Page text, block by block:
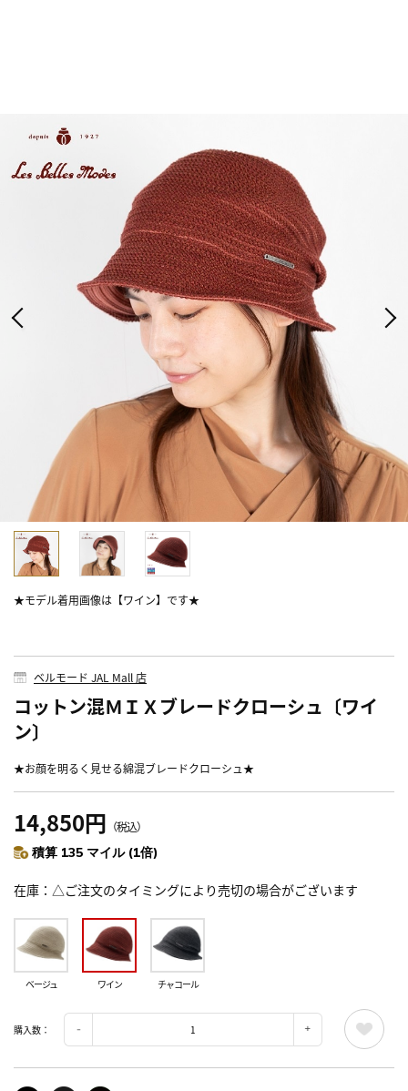
★モデル着用画像は【ワイン】です★
ベルモード JAL Mall 店
コットン混ＭＩＸブレードクローシュ〔ワイ
ン〕
★お顔を明るく見せる綿混ブレードクローシュ★
14,850円 （税込）
積算 135 マイル (1倍)
在庫 △ご注文のタイミングにより売切の場合がございます
ベージュ ワイン チャコール
購入数：